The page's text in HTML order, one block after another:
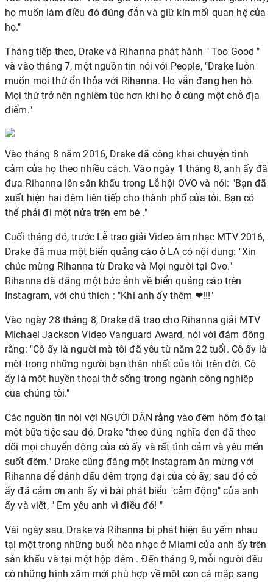
họ muốn làm điều đó đúng đắn và giữ kín mối quan hệ của
họ."
Tháng tiếp theo, Drake và Rihanna phát hành " Too Good "
và vào tháng 7, một nguồn tin nói với People, "Drake luôn
muốn mọi thứ ổn thỏa với Rihanna. Họ vẫn đang hẹn hò.
Mọi thứ trở nên nghiêm túc hơn khi họ ở cùng một chỗ địa
điểm."
Vào tháng 8 năm 2016, Drake đã công khai chuyện tình
cảm của họ theo nhiều cách. Vào ngày 1 tháng 8, anh ấy đã
đưa Rihanna lên sân khấu trong Lễ hội OVO và nói: "Bạn đã
xuất hiện hai đêm liên tiếp cho thành phố của tôi. Bạn có
thể phải đi một nửa trên em bé ."
Cuối tháng đó, trước Lễ trao giải Video âm nhạc MTV 2016,
Drake đã mua một biển quảng cáo ở LA có nội dung: "Xin
chúc mừng Rihanna từ Drake và Mọi người tại Ovo."
Rihanna đã đăng một bức ảnh về biển quảng cáo trên
Instagram, với chú thích : "Khi anh ấy thêm ❤!!!"
Vào ngày 28 tháng 8, Drake đã trao cho Rihanna giải MTV
Michael Jackson Video Vanguard Award, nói với đám đông
rằng: "Cô ấy là người mà tôi đã yêu từ năm 22 tuổi. Cô ấy là
một trong những người bạn thân nhất của tôi trên đời. Cô
ấy là một huyền thoại thở sống trong ngành công nghiệp
của chúng tôi."
Các nguồn tin nói với NGƯỜI DÂN rằng vào đêm hôm đó tại
một bữa tiệc sau đó, Drake "theo đúng nghĩa đen đã theo
dõi mọi chuyển động của cô ấy và rất tình cảm và yêu mến
suốt đêm." Drake cũng đăng một Instagram ăn mừng với
Rihanna để đánh dấu đêm trọng đại của cô ấy; sau đó cô
ấy đã cảm ơn anh ấy vì bài phát biểu "cảm động" của anh
ấy và viết, " Em yêu anh vì điều đó! "
Vài ngày sau, Drake và Rihanna bị phát hiện âu yếm nhau
tại một trong những buổi hòa nhạc ở Miami của anh ấy trên
sân khấu và tại một hộp đêm . Đến tháng 9, mỗi người đều
có những hình xăm mới phù hợp về một con cá mập sang